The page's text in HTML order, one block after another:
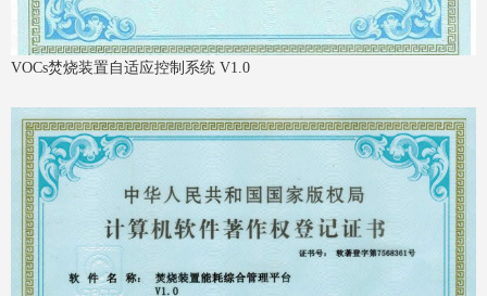
VOCs焚烧装置自适应控制系统 V1.0